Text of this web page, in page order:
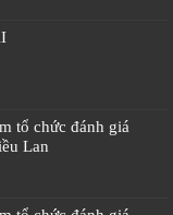
tổ chức đánh giá
Lan